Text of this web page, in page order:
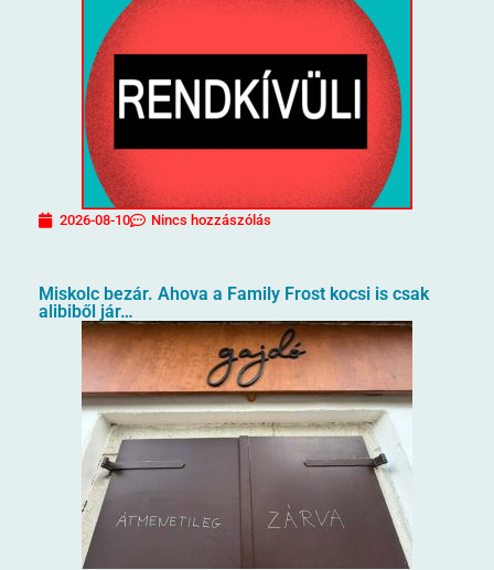
2026-08-10 Nincs hozzászólás
Miskolc bezár. Ahova a Family Frost kocsi is csak
alibiből jár…